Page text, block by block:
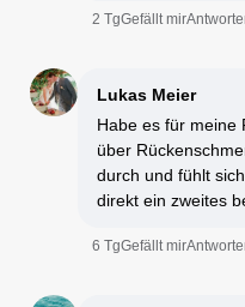
2 TgGefällt mir
Lukas Meier
Habe es für meine
über
durch und fühlt
direkt ein zweites
6 TgGefällt mir